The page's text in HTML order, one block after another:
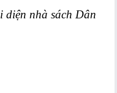
i diện nhà sách Dân